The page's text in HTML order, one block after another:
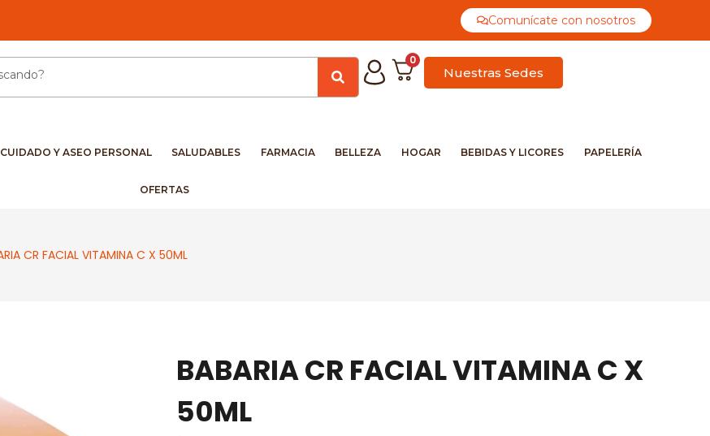
Comunícate con nosotros
0
Nuestras Sedes
CUIDADO Y ASEO PERSONAL SALUDABLES FARMACIA BELLEZA HOGAR BEBIDAS Y LICORES PAPELERÍA
OFERTAS
CR FACIAL VITAMINA C X 50ML
BABARIA CR FACIAL VITAMINA C X
50ML